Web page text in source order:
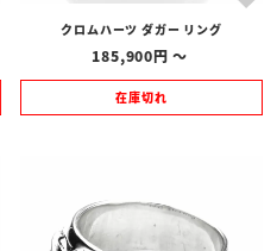
クロムハーツ ダガー リング
185,900 〜
在庫切れ